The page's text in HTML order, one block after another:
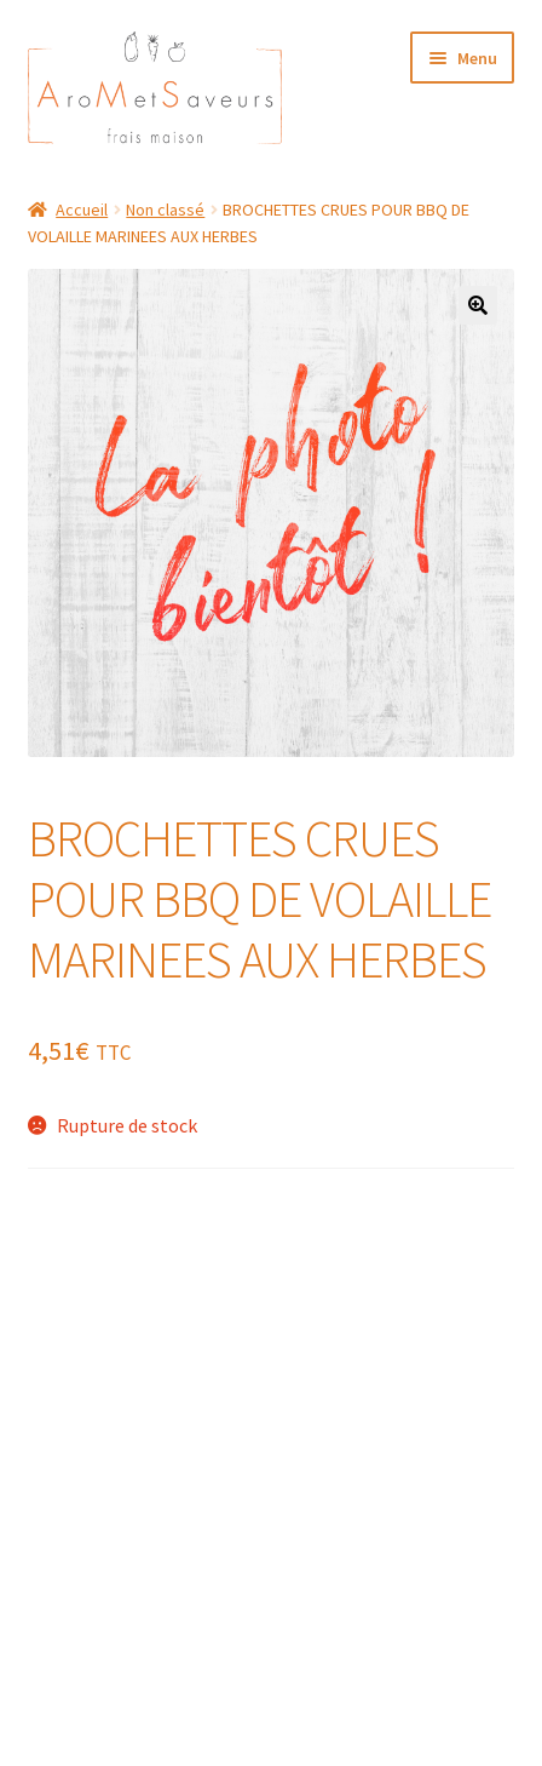
Aller
à
la
navigation
Aller
au
contenu
Menu
Plat du Jour/ Menu Week end
NOS BOUTIQUES
MON COMPTE
Accueil Non classé
BROCHETTES CRUES POUR BBQ DE
VOLAILLE MARINEES AUX HERBES
BROCHETTES CRUES
POUR BBQ DE VOLAILLE
MARINEES AUX HERBES
4,51€ TTC
Rupture de stock